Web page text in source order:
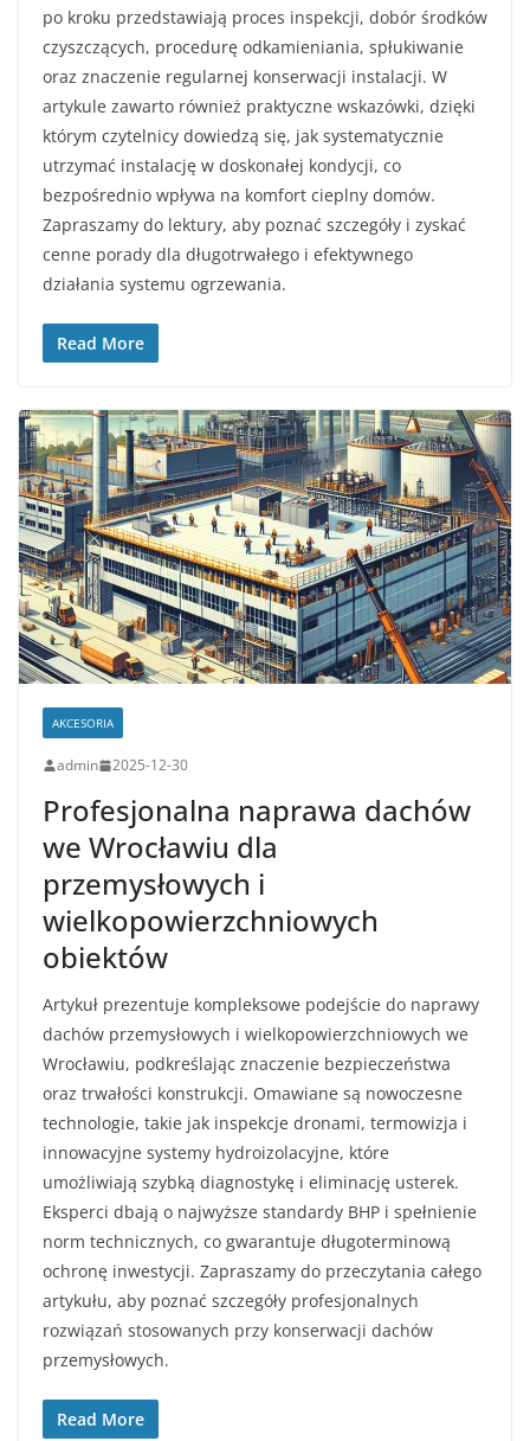
po kroku przedstawiają proces inspekcji, dobór środków
czyszczących, procedurę odkamieniania, spłukiwanie
oraz znaczenie regularnej konserwacji instalacji. W
artykule zawarto również praktyczne wskazówki, dzięki
którym czytelnicy dowiedzą się, jak systematycznie
utrzymać instalację w doskonałej kondycji, co
bezpośrednio wpływa na komfort cieplny domów.
Zapraszamy do lektury, aby poznać szczegóły i zyskać
cenne porady dla długotrwałego i efektywnego
działania systemu ogrzewania.
Read More
AKCESORIA
admin 2025-12-30
Profesjonalna naprawa dachów
we Wrocławiu dla
przemysłowych i
wielkopowierzchniowych
obiektów
Artykuł prezentuje kompleksowe podejście do naprawy
dachów przemysłowych i wielkopowierzchniowych we
Wrocławiu, podkreślając znaczenie bezpieczeństwa
oraz trwałości konstrukcji. Omawiane są nowoczesne
technologie, takie jak inspekcje dronami, termowizja i
innowacyjne systemy hydroizolacyjne, które
umożliwiają szybką diagnostykę i eliminację usterek.
Eksperci dbają o najwyższe standardy BHP i spełnienie
norm technicznych, co gwarantuje długoterminową
ochronę inwestycji. Zapraszamy do przeczytania całego
artykułu, aby poznać szczegóły profesjonalnych
rozwiązań stosowanych przy konserwacji dachów
przemysłowych.
Read More